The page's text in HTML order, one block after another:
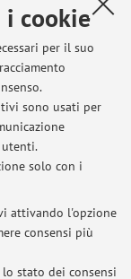
cookie
per il suo
sono usati per
solo con i
attivando l'opzione
consensi più
stato dei consensi
di
armato
aerato
edilizio
provincia di
massivi